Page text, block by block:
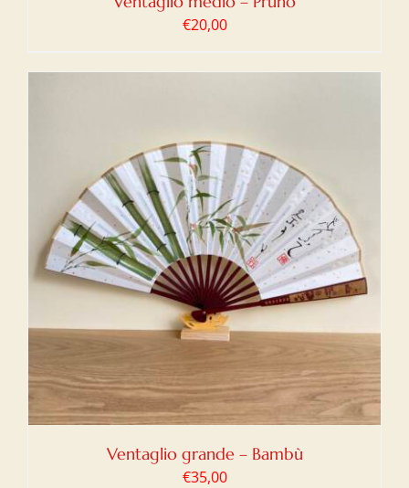
€20,00
Ventaglio grande – Bambù
€35,00